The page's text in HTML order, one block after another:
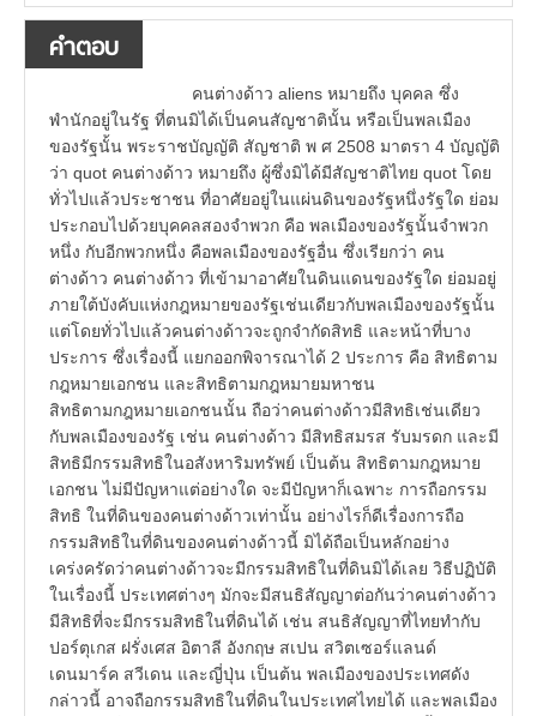
คำตอบ
คนต่างด้าว aliens หมายถึง บุคคล ซึ่ง
พำนักอยู่ในรัฐ ที่ตนมิได้เป็นคนสัญชาตินั้น หรือเป็นพลเมือง
ของรัฐนั้น พระราชบัญญัติ สัญชาติ พ ศ 2508 มาตรา 4 บัญญัติ
ว่า quot คนต่างด้าว หมายถึง ผู้ซึ่งมิได้มีสัญชาติไทย quot โดย
ทั่วไปแล้วประชาชน ที่อาศัยอยู่ในแผ่นดินของรัฐหนึ่งรัฐใด ย่อม
ประกอบไปด้วยบุคคลสองจำพวก คือ พลเมืองของรัฐนั้นจำพวก
หนึ่ง กับอีกพวกหนึ่ง คือพลเมืองของรัฐอื่น ซึ่งเรียกว่า คน
ต่างด้าว คนต่างด้าว ที่เข้ามาอาศัยในดินแดนของรัฐใด ย่อมอยู่
ภายใต้บังคับแห่งกฎหมายของรัฐเช่นเดียวกับพลเมืองของรัฐนั้น
แต่โดยทั่วไปแล้วคนต่างด้าวจะถูกจำกัดสิทธิ และหน้าที่บาง
ประการ ซึ่งเรื่องนี้ แยกออกพิจารณาได้ 2 ประการ คือ สิทธิตาม
กฎหมายเอกชน และสิทธิตามกฎหมายมหาชน
สิทธิตามกฎหมายเอกชนนั้น ถือว่าคนต่างด้าวมีสิทธิเช่นเดียว
กับพลเมืองของรัฐ เช่น คนต่างด้าว มีสิทธิสมรส รับมรดก และมี
สิทธิมีกรรมสิทธิในอสังหาริมทรัพย์ เป็นต้น สิทธิตามกฎหมาย
เอกชน ไม่มีปัญหาแต่อย่างใด จะมีปัญหาก็เฉพาะ การถือกรรม
สิทธิ ในที่ดินของคนต่างด้าวเท่านั้น อย่างไรก็ดีเรื่องการถือ
กรรมสิทธิในที่ดินของคนต่างด้าวนี้ มิได้ถือเป็นหลักอย่าง
เคร่งครัดว่าคนต่างด้าวจะมีกรรมสิทธิในที่ดินมิได้เลย วิธีปฏิบัติ
ในเรื่องนี้ ประเทศต่างๆ มักจะมีสนธิสัญญาต่อกันว่าคนต่างด้าว
มีสิทธิที่จะมีกรรมสิทธิในที่ดินได้ เช่น สนธิสัญญาที่ไทยทำกับ
ปอร์ตุเกส ฝรั่งเศส อิตาลี อังกฤษ สเปน สวิตเซอร์แลนด์
เดนมาร์ค สวีเดน และญี่ปุ่น เป็นต้น พลเมืองของประเทศดัง
กล่าวนี้ อาจถือกรรมสิทธิในที่ดินในประเทศไทยได้ และพลเมือง